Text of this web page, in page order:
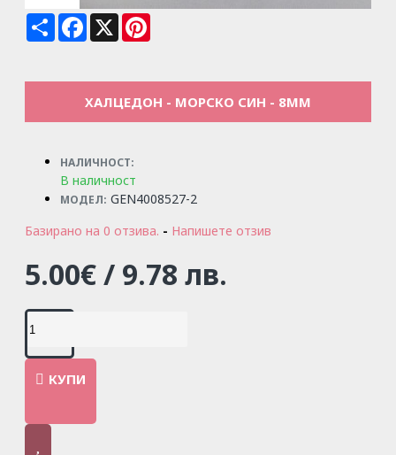
Share Facebook
X
ХАЛЦЕДОН - МОРСКО СИН - 8MM
НАЛИЧНОСТ:
В наличност
МОДЕЛ: GEN4008527-2
Базирано на 0 отзива. - Напишете отзив
5.00€ / 9.78 лв.
КУПИ